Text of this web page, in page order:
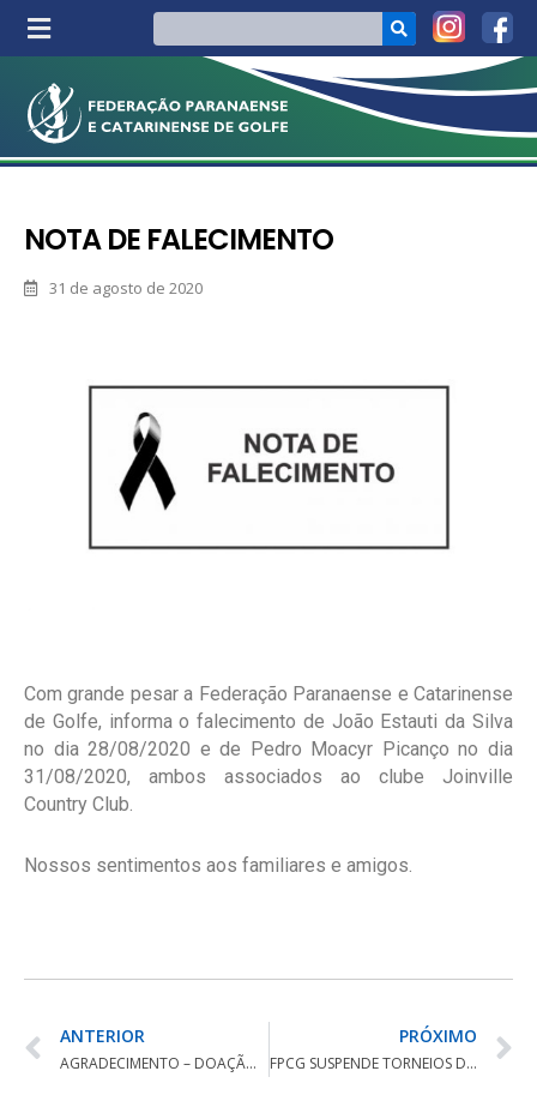
NOTA DE FALECIMENTO
31 de agosto de 2020
Com grande pesar a Federação Paranaense e Catarinense
de Golfe, informa o falecimento de João Estauti da Silva
no dia 28/08/2020 e de Pedro Moacyr Picanço no dia
31/08/2020, ambos associados ao clube Joinville
Country Club.
Nossos sentimentos aos familiares e amigos.
ANTERIOR
AGRADECIMENTO – DOAÇÃO DE MATERIAIS
PRÓXIMO
FPCG SUSPENDE TORNEIOS DO MÊS DE OUTUBRO